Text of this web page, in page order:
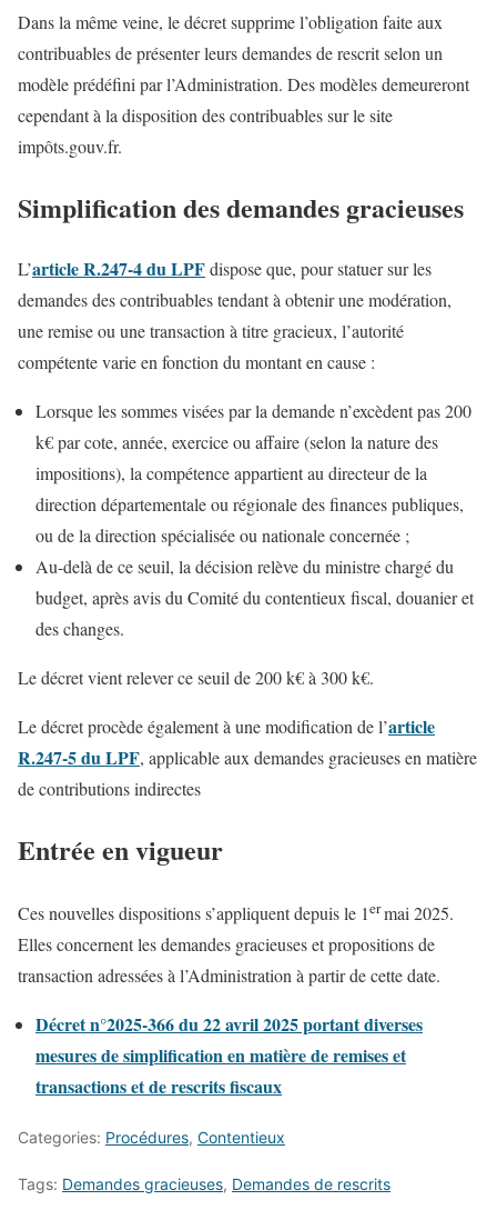
Dans la même veine, le décret supprime l’obligation faite aux
contribuables de présenter leurs demandes de rescrit selon un
modèle prédéfini par l’Administration. Des modèles demeureront
cependant à la disposition des contribuables sur le site
impôts.gouv.fr.
Simplification des demandes gracieuses
L’article R.247-4 du LPFdispose que, pour statuer sur les
demandes des contribuables tendant à obtenir une modération,
une remise ou une transaction à titre gracieux, l’autorité
compétente varie en fonction du montant en cause :
Lorsque les sommes visées par la demande n’excèdent pas 200
k€ par cote, année, exercice ou affaire (selon la nature des
impositions), la compétence appartient au directeur de la
direction départementale ou régionale des finances publiques,
ou de la direction spécialisée ou nationale concernée ;
Au-delà de ce seuil, la décision relève du ministre chargé du
budget, après avis du Comité du contentieux fiscal, douanier et
des changes.
Le décret vient relever ce seuil de 200 k€ à 300 k€.
Le décret procède également à une modification de l’article
R.247-5 du LPF, applicable aux demandes gracieuses en matière
de contributions indirectes
Entrée en vigueur
Ces nouvelles dispositions s’appliquent depuis le 1ermai 2025.
Elles concernent les demandes gracieuses et propositions de
transaction adressées à l’Administration à partir de cette date.
Décret n°2025-366 du 22 avril 2025 portant diverses
mesures de simplification en matière de remises et
transactions et de rescrits fiscaux
Categories: Procédures, Contentieux
Tags: Demandes gracieuses, Demandes de rescrits